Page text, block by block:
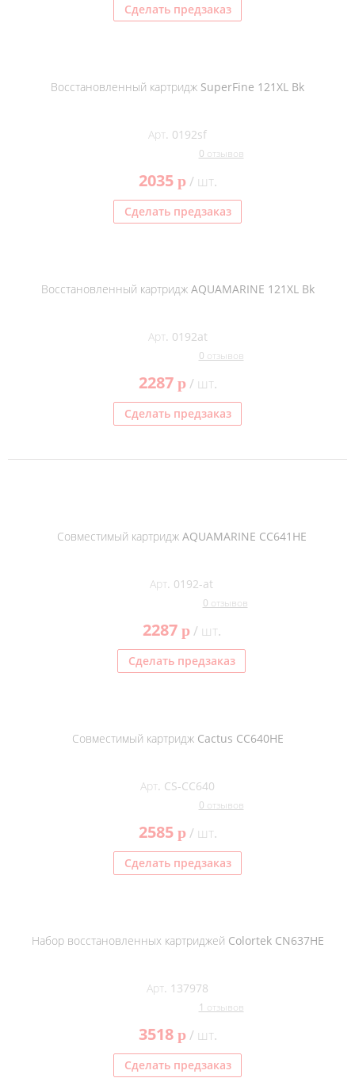
Сделать предзаказ
Восстановленный картридж SuperFine 121XL Bk
Арт. 0192sf
0 отзывов
2035 p/ шт.
Сделать предзаказ
Восстановленный картридж AQUAMARINE 121XL Bk
Арт. 0192at
0 отзывов
2287 p/ шт.
Сделать предзаказ
Совместимый картридж AQUAMARINE CC641HE
Арт. 0192-at
0 отзывов
2287 p/ шт.
Сделать предзаказ
Совместимый картридж Cactus CC640HE
Арт. CS-CC640
0 отзывов
2585 p/ шт.
Сделать предзаказ
Набор восстановленных картриджей Colortek CN637HE
Арт. 137978
1 отзывов
3518 p/ шт.
Сделать предзаказ